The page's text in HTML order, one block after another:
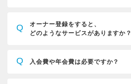
Q
オーナー登録をすると、
どのようなサービスがありますか？
Q 入会費や年会費は必要ですか？